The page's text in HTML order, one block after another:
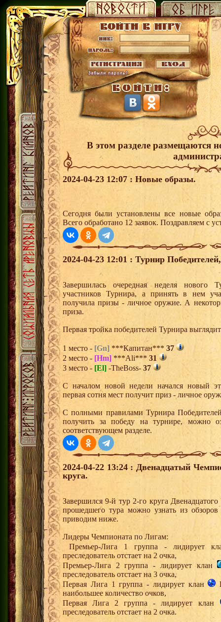
В этом разделе размещаются
2024-04-23 12:07 : Новые образы.
Сегодня были установлены все новые
Всего обработано 12 заявок. Поздравляем с
2024-04-23 12:01 : Турнир
Завершилась очередная неделя нового
участников Турнира, а принять в нем
получила призы - личное оружие. А
приза.
Первая тройка победителей Турнира
1 место - [Gn] ***Капитан*** 37
2 место - [Hm] ***Ali*** 31
3 место - [El] -TheBoss- 37
С началом новой недели начался новый
первая сотня мест получит приз - личное
С полными правилами Турнира
получить за победу на турнире, можно
соответствующем разделе.
2024-04-22 13:24 : Двенадцатый
круга.
Завершился 9-й тур 2-го круга
прошедшего тура можно узнать из
приводим ниже.
Лидеры Чемпионата по Лигам:
Премьер-Лига 1 группа - лидирует
преследователь отстает на 2 очка,
Премьер-Лига 2 группа - лидирует клан
преследователь отстает на 3 очка,
Первая Лига 1 группа - лидирует клан
наибольшее количество очков,
Первая Лига 2 группа - лидирует клан
преследователь отстает на 2 очка.